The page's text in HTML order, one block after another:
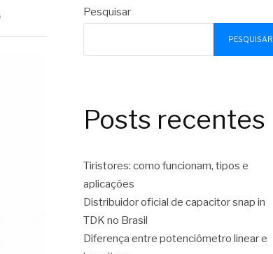
Pesquisar
PESQUISAR
Posts recentes
Tiristores: como funcionam, tipos e
aplicações
Distribuidor oficial de capacitor snap in
TDK no Brasil
Diferença entre potenciômetro linear e